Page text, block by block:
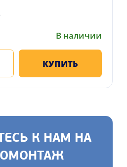
В наличии
КУПИТЬ
К НАМ НА